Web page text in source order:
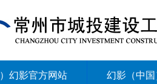
幻影官方网站 幻影（中